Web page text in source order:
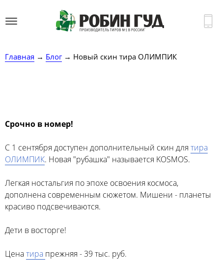
Главная → Блог→ Новый скин тира ОЛИМПИК
Срочно в номер!
С 1 сентября доступен дополнительный скин для тира
ОЛИМПИК. Новая "рубашка" называется KOSMOS.
Легкая ностальгия по эпохе освоения космоса,
дополнена современным сюжетом. Мишени - планеты
красиво подсвечиваются.
Дети в восторге!
Ценатира прежняя - 39 тыс. руб.